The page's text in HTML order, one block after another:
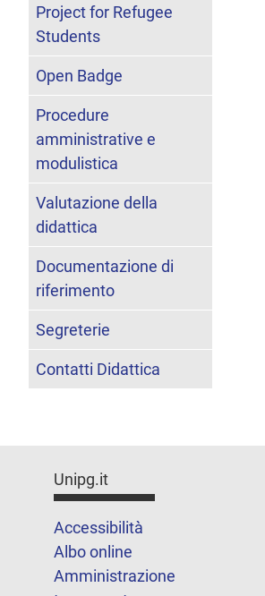
Project for Refugee
Students
Open Badge
Procedure
amministrative e
modulistica
Valutazione della
didattica
Documentazione di
riferimento
Segreterie
Contatti Didattica
Unipg.it
Accessibilità
Albo online
Amministrazione